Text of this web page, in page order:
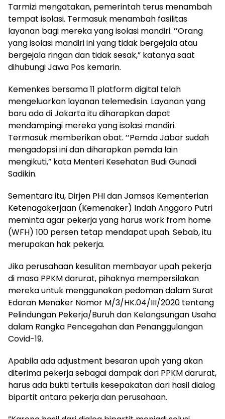
Tarmizi mengatakan, pemerintah terus menambah
tempat isolasi. Termasuk menambah fasilitas
layanan bagi mereka yang isolasi mandiri. ’’Orang
yang isolasi mandiri ini yang tidak bergejala atau
bergejala ringan dan tidak sesak,” katanya saat
dihubungi Jawa Pos kemarin.
Kemenkes bersama 11 platform digital telah
mengeluarkan layanan telemedisin. Layanan yang
baru ada di Jakarta itu diharapkan dapat
mendampingi mereka yang isolasi mandiri.
Termasuk memberikan obat. ’’Pemda Jabar sudah
mengadopsi ini dan diharapkan pemda lain
mengikuti,” kata Menteri Kesehatan Budi Gunadi
Sadikin.
Sementara itu, Dirjen PHI dan Jamsos Kementerian
Ketenagakerjaan (Kemenaker) Indah Anggoro Putri
meminta agar pekerja yang harus work from home
(WFH) 100 persen tetap mendapat upah. Sebab, itu
merupakan hak pekerja.
Jika perusahaan kesulitan membayar upah pekerja
di masa PPKM darurat, pihaknya mempersilakan
mereka untuk menggunakan pedoman dalam Surat
Edaran Menaker Nomor M/3/HK.04/III/2020 tentang
Pelindungan Pekerja/Buruh dan Kelangsungan Usaha
dalam Rangka Pencegahan dan Penanggulangan
Covid-19.
Apabila ada adjustment besaran upah yang akan
diterima pekerja sebagai dampak dari PPKM darurat,
harus ada bukti tertulis kesepakatan dari hasil dialog
bipartit antara pekerja dan perusahaan.